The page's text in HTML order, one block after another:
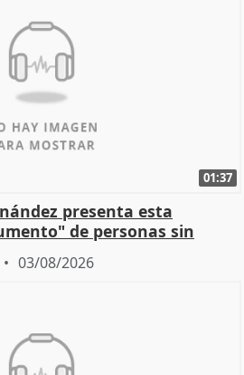
01:37
presenta esta
de personas sin
03/08/2026